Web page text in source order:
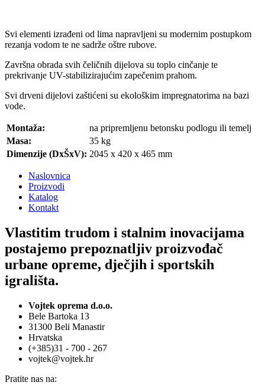
Svi elementi izrađeni od lima napravljeni su modernim postupkom
rezanja vodom te ne sadrže oštre rubove.
Završna obrada svih čeličnih dijelova su toplo cinčanje te
prekrivanje UV-stabilizirajućim zapečenim prahom.
Svi drveni dijelovi zaštićeni su ekološkim impregnatorima na bazi
vode.
Montaža:
na pripremljenu betonsku podlogu ili temelj
Masa:
35 kg
Dimenzije (DxŠxV): 2045 x 420 x 465 mm
Naslovnica
Proizvodi
Katalog
Kontakt
Vlastitim trudom i stalnim inovacijama
postajemo prepoznatljiv proizvođač
urbane opreme, dječjih i sportskih
igrališta.
Vojtek oprema d.o.o.
Bele Bartoka 13
31300 Beli Manastir
Hrvatska
(+385)31 - 700 - 267
vojtek@vojtek.hr
Pratite nas na: